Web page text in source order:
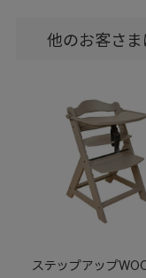
他のお客さ
ステップアップ